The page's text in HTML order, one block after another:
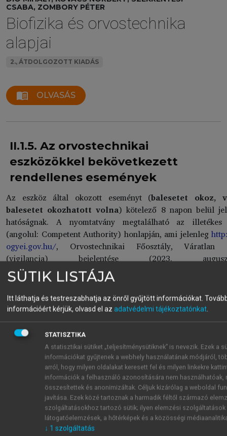
CSABA, ZOMBORY PÉTER
Biofizika és orvostechnika
alapjai
2., ÁTDOLGOZOTT KIADÁS
menu_book OLVASÁS
II.1.5. Az orvostechnikai
eszközökkel bekövetkezett
rendellenes események
Az eszköz által okozott eseményt (balesetet okoz,
balesetet okozhatott volna) kötelező 8 napon belül
hatóságnak. A nyomtatvány megtalálható az illetékes
(angolul: Competent Authority) honlapján, ami jelenleg
ogyei.gov.hu/, Orvostechnikai Főosztály, Váratlan
(vigilancia) bejelentése (2023.
https://ogyei.gov.hu/
Bejelentés esetén ez a hatóság nem a dolgozói
felelősségeket fogja vizsgálni, hanem felkéri a
gyártót a jelenség azonnali kivizsgálására.
Amennyiben a készülék típushibájára vezethető
vissza a probléma, akkor a hatóság kötelezi a
gyártót, hogy saját költségén hozza rendbe a hibát,
illetve minden egyéb helyen, ahol ugyanilyen
esemény bekövetkezése előfordulhat, megelőző
jelleggel végezzen ellenőrzést.
A bejelentést tehát akkor is meg kell tenni, ha
baleset most nem következett be, mert ezzel valamely
másik helyen bekövetkező balesetet előzhetünk meg.
Ez pedig erkölcsi kötelességünk a betegekkel és a
SÜTIK LISTÁJA
Itt láthatja és testreszabhatja az önről gyűjtött információkat.
információért kérjük, olvasd el az adatvédelmi tájékoztatónkat
STATISZTIKA
A statisztikai sütiket „teljesítménysütiknek” is nevezik. Ezek a
információkat gyűjtenek a webhely használatának módjáról,
arról, hogy milyen oldalakat keresett fel és milyen linkekre
információk a felhasználó azonosítására nem használhatóak,
összesítettek és anonimizáltak. Céljuk kizárólag a weboldal
javítása. Ezek közé tartoznak a harmadik féltől származó
szolgáltatásokhoz tartozó sütik; ilyen elemzési szolgáltatások
látogatóelemzések, a hőtérképek és a közösségi
↓ 1 szolgáltatás